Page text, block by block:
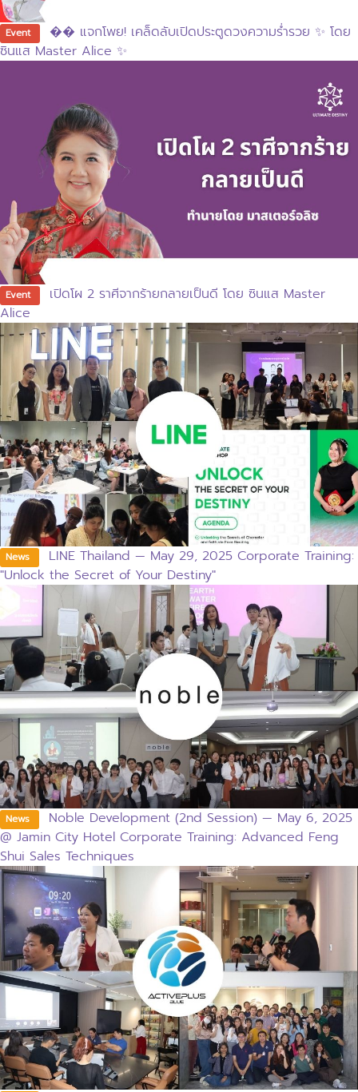
Event
�� แจกโพย! เคล็ดลับเปิดประตูดวงความร่ำรวย ✨ โดย
ซินแส Master Alice ✨
Event
เปิดโผ 2 ราศีจากร้ายกลายเป็นดี โดย ซินแส Master
Alice
News
LINE Thailand — May 29, 2025 Corporate Training:
"Unlock the Secret of Your Destiny"
News
Noble Development (2nd Session) — May 6, 2025
@ Jamin City Hotel Corporate Training: Advanced Feng
Shui Sales Techniques